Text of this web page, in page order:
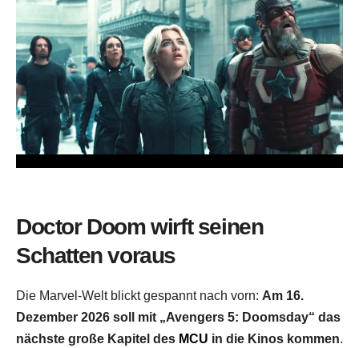
Doctor Doom wirft seinen
Schatten voraus
Die Marvel-Welt blickt gespannt nach vorn: Am 16.
Dezember 2026 soll mit „Avengers 5: Doomsday“ das
nächste große Kapitel des MCU in die Kinos kommen.